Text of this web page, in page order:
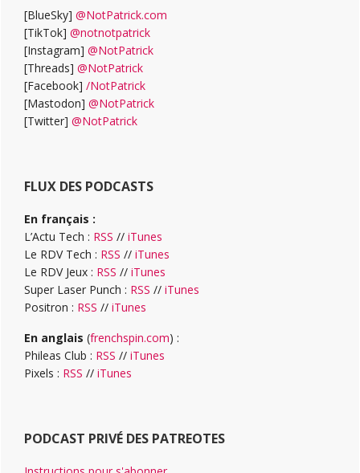
[BlueSky] @NotPatrick.com
[TikTok] @notnotpatrick
[Instagram] @NotPatrick
[Threads] @NotPatrick
[Facebook] /NotPatrick
[Mastodon] @NotPatrick
[Twitter] @NotPatrick
FLUX DES PODCASTS
En français :
L’Actu Tech : RSS // iTunes
Le RDV Tech : RSS // iTunes
Le RDV Jeux : RSS // iTunes
Super Laser Punch : RSS // iTunes
Positron : RSS // iTunes
En anglais (frenchspin.com) :
Phileas Club : RSS // iTunes
Pixels : RSS // iTunes
PODCAST PRIVÉ DES PATREOTES